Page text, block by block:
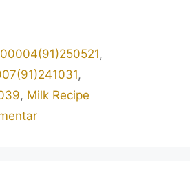
,
,
, Milk Recipe